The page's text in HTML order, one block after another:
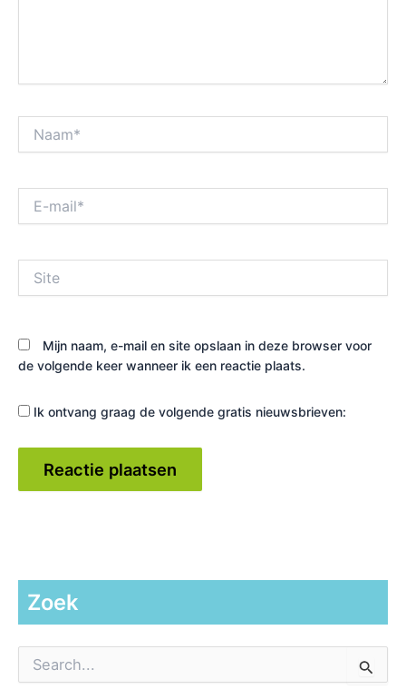
mail*
Mijn naam, e-mail en site opslaan in deze browser voor
de volgende keer wanneer ik een reactie plaats.
Ik ontvang graag de volgende gratis nieuwsbrieven:
Zoek